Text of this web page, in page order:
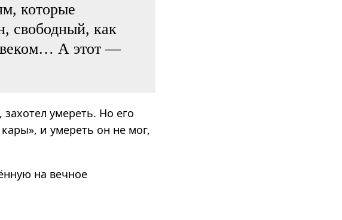
которые
свободный, как
А этот —
умереть. Но его
и умереть он не мог,
на вечное